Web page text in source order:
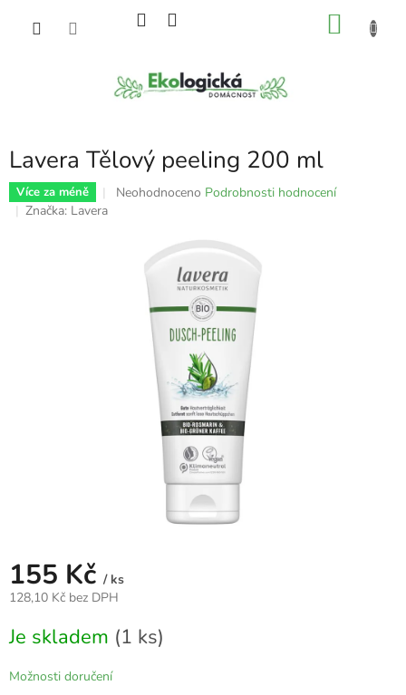
Lavera Tělový peeling 200 ml
Více za méně
Průměrné
hvězdiček.
Neohodnoceno Podrobnosti hodnocení
Značka: Lavera
155 Kč / ks
128,10 Kč bez DPH
cena:
Je skladem (1 ks)
Možnosti doručení